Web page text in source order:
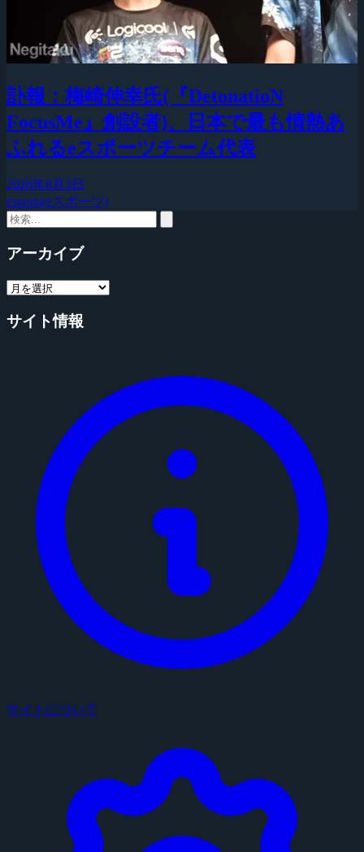
訃報：梅崎伸幸氏(『DetonatioN
FocusMe』創設者)、日本で最も情熱あ
ふれるeスポーツチーム代表
2026年8月3日
esports(eスポーツ)
アーカイブ
サイト情報
サイトについて